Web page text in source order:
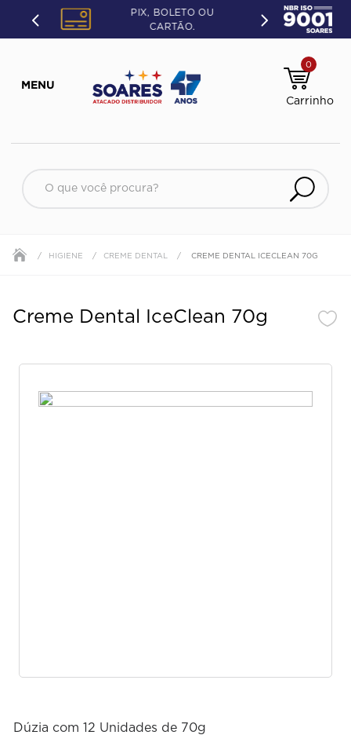
PIX, BOLETO OU
CARTÃO.
0
O que você procura?
HIGIENE CREME DENTAL CREME DENTAL ICECLEAN 70G
Creme Dental IceClean 70g
Dúzia com 12 Unidades de 70g